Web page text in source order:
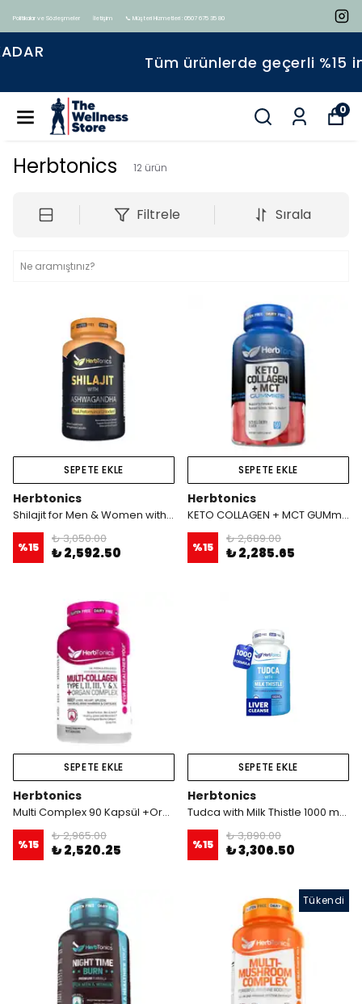
Politikalar ve Sözleşmeler İletişim 📞 Müşteri Hizmetleri : 0507 675 35 80
Tüm ürünlerde geçerli %15 indirim
0
Herbtonics 12 ürün
Filtrele Sırala
SEPETE EKLE
Herbtonics
Shilajit for Men & Women with Ashwagandha, Korean Red Ginseng, Rhodiola Rosea, Ginkgo Biloba, Tongkat Ali | Fulvic Acid & Trace Minerals for Stamina & Immunity | 60 Vegan
%15
₺ 3,050.00
₺ 2,592.50
SEPETE EKLE
Herbtonics
KETO COLLAGEN + MCT GUMmies 90 gummies Ketosis + Hair Skin Nail
%15
₺ 2,689.00
₺ 2,285.65
SEPETE EKLE
Herbtonics
Multi Complex 90 Kapsül +Organ Complex Types I, II, III, V, and X & 100% Grass-Fed Beef Peptide Blend.
%15
₺ 2,965.00
₺ 2,520.25
SEPETE EKLE
Herbtonics
Tudca with Milk Thistle 1000 mg 60 Kapsül
%15
₺ 3,890.00
₺ 3,306.50
Tükendi